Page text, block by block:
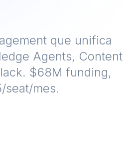
que unifica
Agents, Content
$68M funding,
mes.